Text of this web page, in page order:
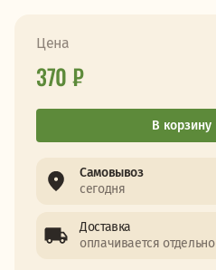
Цена
370 ₽
В корзину
Самовывоз
сегодня
Доставка
оплачивается отдельно